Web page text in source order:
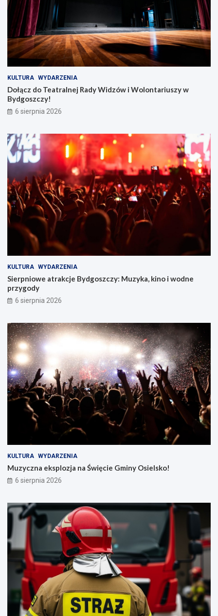
KULTURA WYDARZENIA
Dołącz do Teatralnej Rady Widzów i Wolontariuszy w
Bydgoszczy!
6 sierpnia 2026
KULTURA WYDARZENIA
Sierpniowe atrakcje Bydgoszczy: Muzyka, kino i wodne
przygody
6 sierpnia 2026
KULTURA WYDARZENIA
Muzyczna eksplozja na Święcie Gminy Osielsko!
6 sierpnia 2026